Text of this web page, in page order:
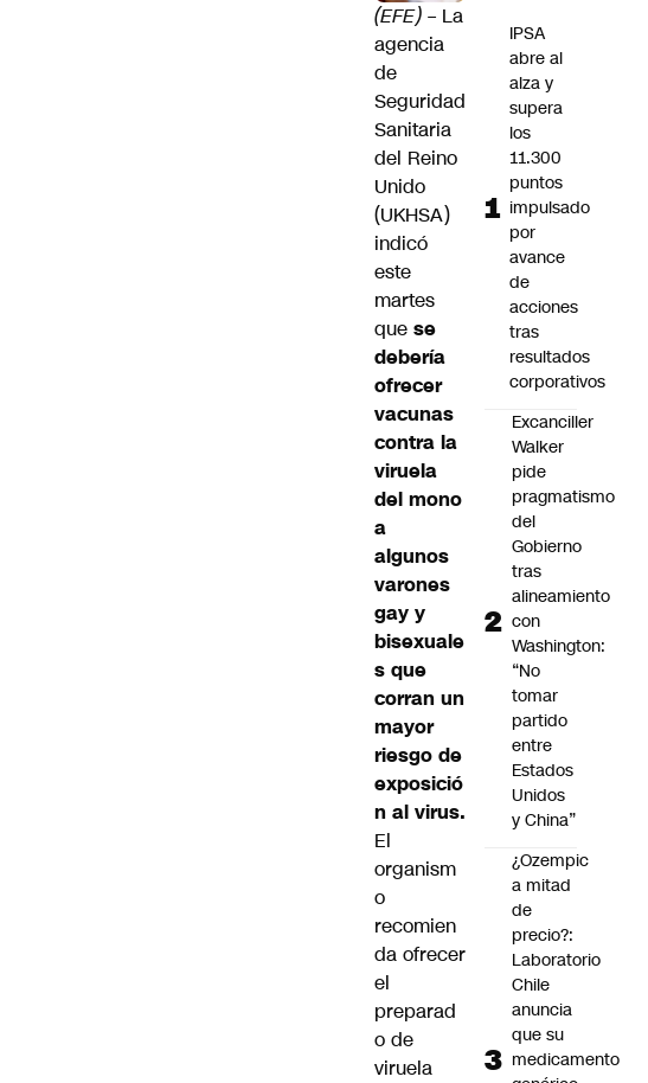
(EFE) – La
agencia
de
Seguridad
Sanitaria
del Reino
Unido
(UKHSA)
indicó
este
martes
que se
debería
ofrecer
vacunas
contra la
viruela
del mono
a
algunos
varones
gay y
bisexuale
s que
corran un
mayor
riesgo de
exposició
n al virus.
El
organism
o
recomien
da ofrecer
el
preparad
o de
viruela
IPSA
abre al
alza y
supera
los
11.300
puntos
impulsado
por
avance
de
acciones
tras
resultados
corporativos
Excanciller
Walker
pide
pragmatismo
del
Gobierno
tras
alineamiento
con
Washington:
“No
tomar
partido
entre
Estados
Unidos
y China”
¿Ozempic
a mitad
de
precio?:
Laboratorio
Chile
anuncia
que su
medicamento